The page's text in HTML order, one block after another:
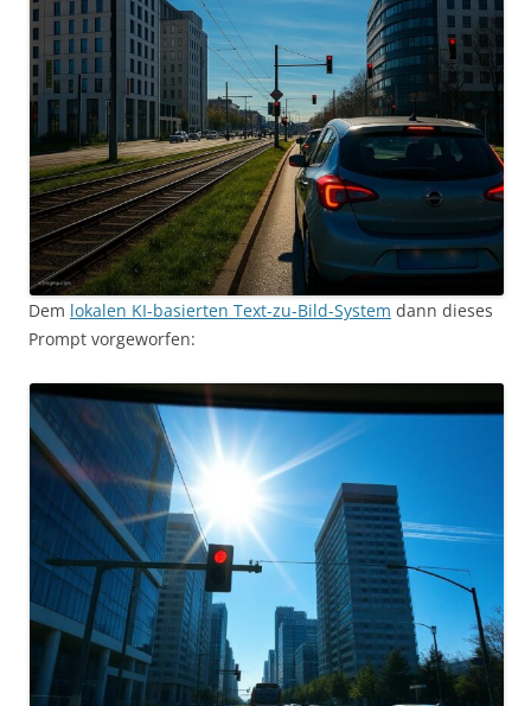
Dem lokalen KI-basierten Text-zu-Bild-System dann dieses
Prompt vorgeworfen: